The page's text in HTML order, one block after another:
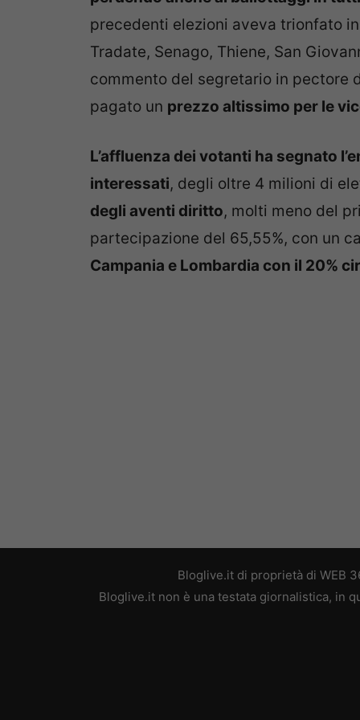
precedenti elezioni aveva trionfato
Tradate, Senago, Thiene, San
commento del segretario in pectore
pagato un prezzo altissimo per le
L’affluenza dei votanti ha segnato
interessati, degli oltre 4 milioni di
degli aventi diritto, molti meno del
partecipazione del 65,55%, con un
Campania e Lombardia con il 20%
Bloglive.it di proprietà di WEB
Bloglive.it non è una testata giornalistica, in